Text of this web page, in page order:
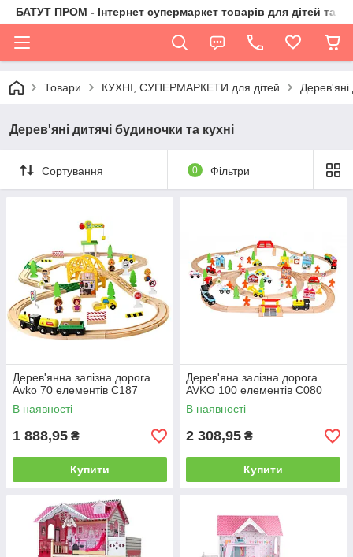
БАТУТ ПРОМ - Інтернет супермаркет товарів для дітей та їх
Товари КУХНІ, СУПЕРМАРКЕТИ для дітей Дерев'яні
Дерев'яні дитячі будиночки та кухні
Сортування 0 Фільтри
Дерев'янна залізна дорога
Avko 70 елементів C187
В наявності
1 888,95 ₴
Купити
Дерев'яна залізна дорога
AVKO 100 елементів С080
В наявності
2 308,95 ₴
Купити